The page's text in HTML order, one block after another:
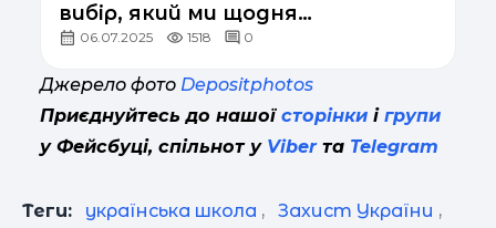
вибір, який ми щодня
підтверджуємо
06.07.2025 1518 0
Джерело фото Depositphotos
Приєднуйтесь до нашої сторінки і групи
у Фейсбуці, спільнот у Viberта Telegram
Теги: українська школа , Захист України ,